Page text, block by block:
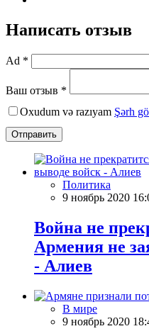
Написать отзыв
Ad *
Ваш отзыв *
Oxudum və razıyam Şərh
Отправить
Политика
9 ноябрь 2020
Война не
Армения не
- Алиев
В мире
9 ноябрь 2020